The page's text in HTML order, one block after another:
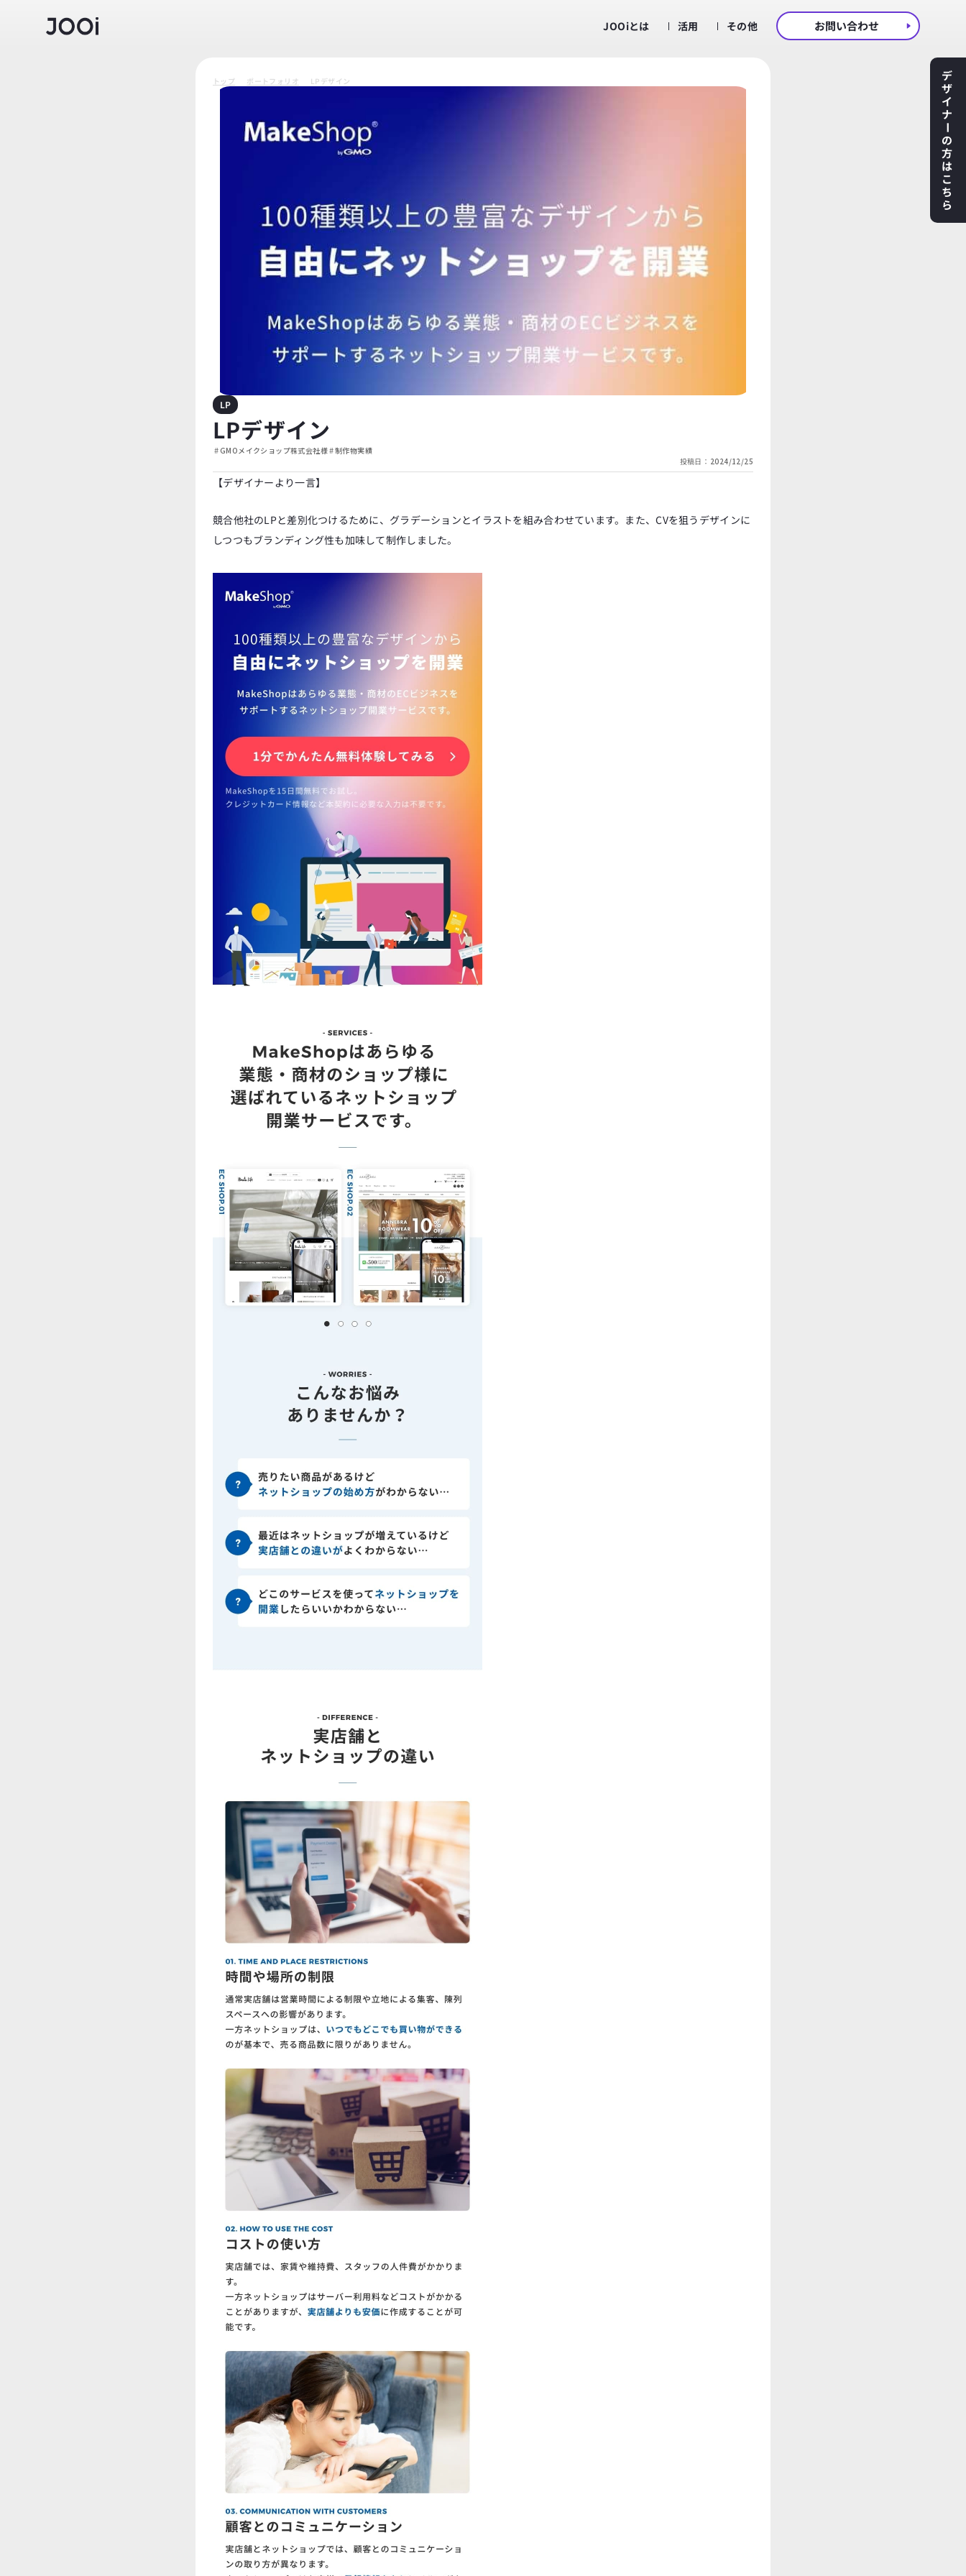
JOOiとは 活用 その他 お問い合わせ
トップ ポートフォリオ LPデザイン
LP
LPデザイン
# GMOメイクショップ株式会社様#制作物実績
投稿日： 2024/12/25
【デザイナーより一言】
競合他社のLPと差別化つけるために、グラデーションとイラストを組み合わせています。また、CVを狙うデザインに
しつつもブランディング性も加味して制作しました。
デ
ザ
イ
ナ
の
方
は
こ
ち
ら